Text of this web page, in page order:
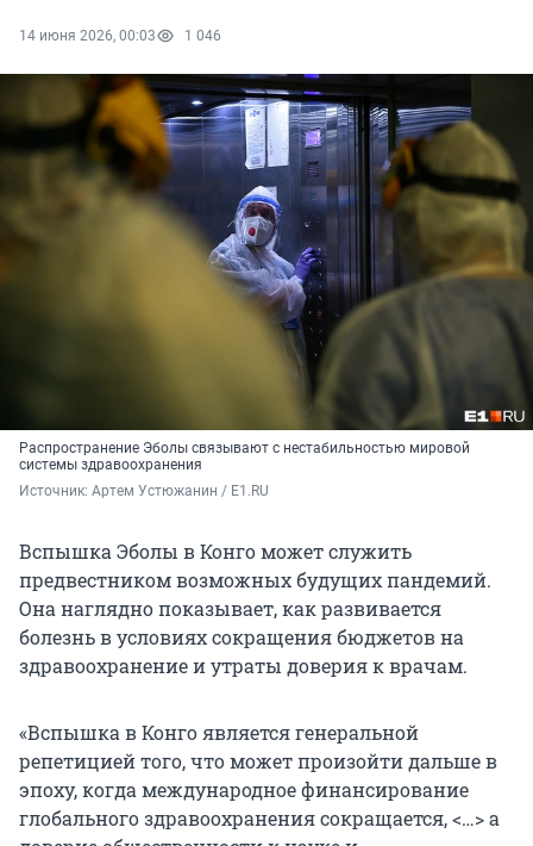
14 июня 2026, 00:03 1 046
Распространение Эболы связывают с нестабильностью мировой
системы здравоохранения
Источник: Артем Устюжанин / E1.RU
Вспышка Эболы в Конго может служить
предвестником возможных будущих пандемий.
Она наглядно показывает, как развивается
болезнь в условиях сокращения бюджетов на
здравоохранение и утраты доверия к врачам.
«Вспышка в Конго является генеральной
репетицией того, что может произойти дальше в
эпоху, когда международное финансирование
глобального здравоохранения сокращается, <…> а